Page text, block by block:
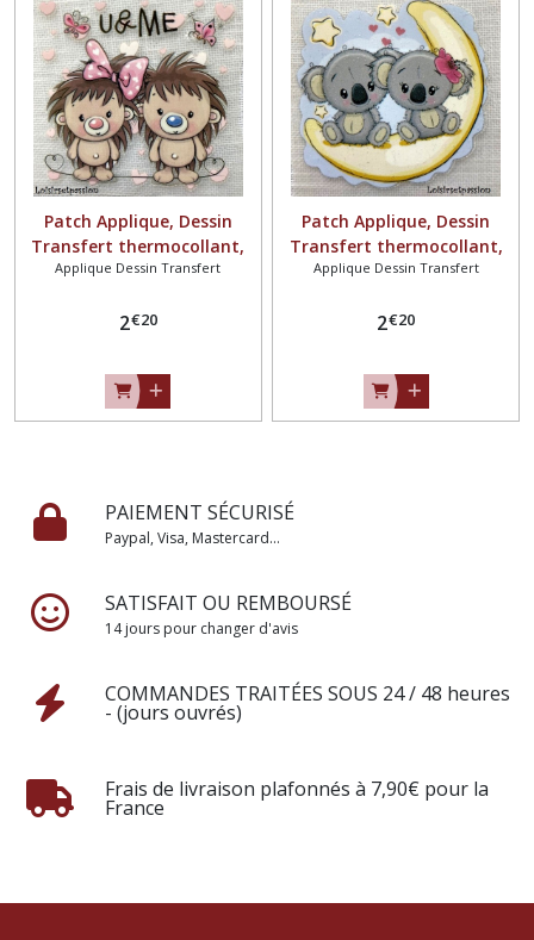
Patch Applique, Dessin
Transfert thermocollant,
DUO FILLE GARÇON
** sérigraphie à repasser -
Applique Dessin Transfert
2€20
Patch Applique, Dessin
Transfert thermocollant,
DUO OURSON, CIEL LUNE
sérigraphie à repasser -
Applique Dessin Transfert
2€20
PAIEMENT SÉCURISÉ
Paypal, Visa, Mastercard...
SATISFAIT OU REMBOURSÉ
14 jours pour changer d'avis
COMMANDES TRAITÉES SOUS 24 / 48 heures
- (jours ouvrés)
Frais de livraison plafonnés à 7,90€ pour la
France